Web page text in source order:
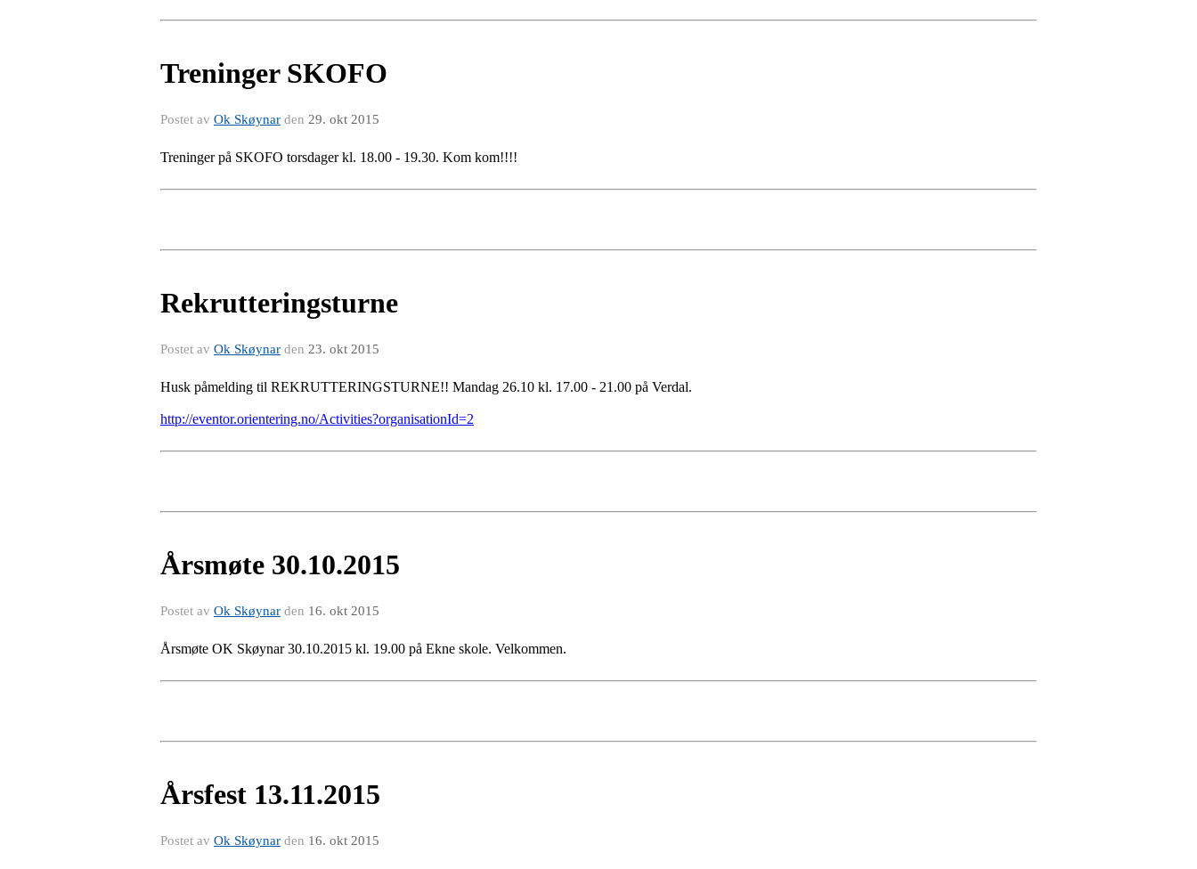
Treninger SKOFO
Postet av Ok Skøynar den 29. okt 2015
Treninger på SKOFO torsdager kl. 18.00 - 19.30. Kom kom!!!!
Rekrutteringsturne
Postet av Ok Skøynar den 23. okt 2015
Husk påmelding til REKRUTTERINGSTURNE!! Mandag 26.10 kl. 17.00 - 21.00 på Verdal.
http://eventor.orientering.no/Activities?organisationId=2
Årsmøte 30.10.2015
Postet av Ok Skøynar den 16. okt 2015
Årsmøte OK Skøynar 30.10.2015 kl. 19.00 på Ekne skole. Velkommen.
Årsfest 13.11.2015
Postet av Ok Skøynar den 16. okt 2015